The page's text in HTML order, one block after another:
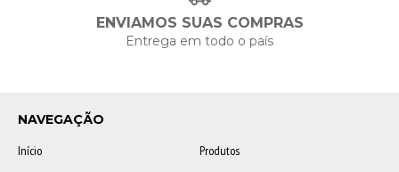
ENVIAMOS SUAS COMPRAS
Entrega em todo o país
NAVEGAÇÃO
Início
Produtos